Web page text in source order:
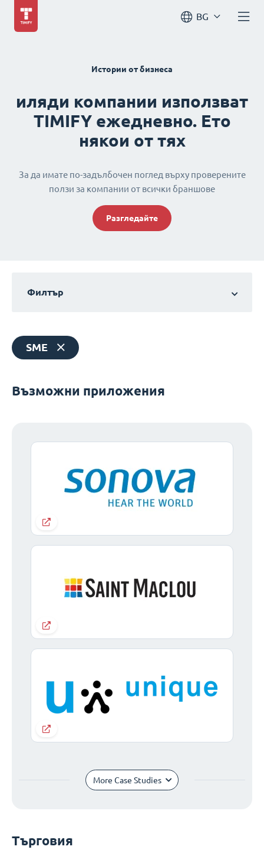
BG
Истории от бизнеса
иляди компании използват
TIMIFY ежедневно. Ето
някои от тях
За да имате по-задълбочен поглед върху проверените
ползи за компании от всички браншове
Разгледайте
Филтър
SME
Възможни приложения
More Case Studies
Търговия